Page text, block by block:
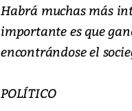
Habrá muchas más
importante es que
encontrándose el
POLÍTICO